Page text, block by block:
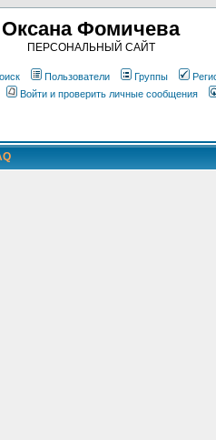
Оксана Фомичева
ПЕРСОНАЛЬНЫЙ САЙТ
Пользователи Группы
Войти и проверить личные сообщения